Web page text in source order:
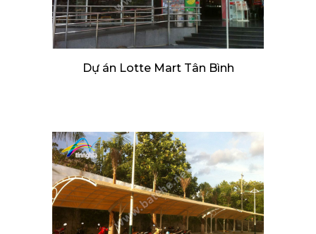
Dự án Lotte Mart Tân Bình